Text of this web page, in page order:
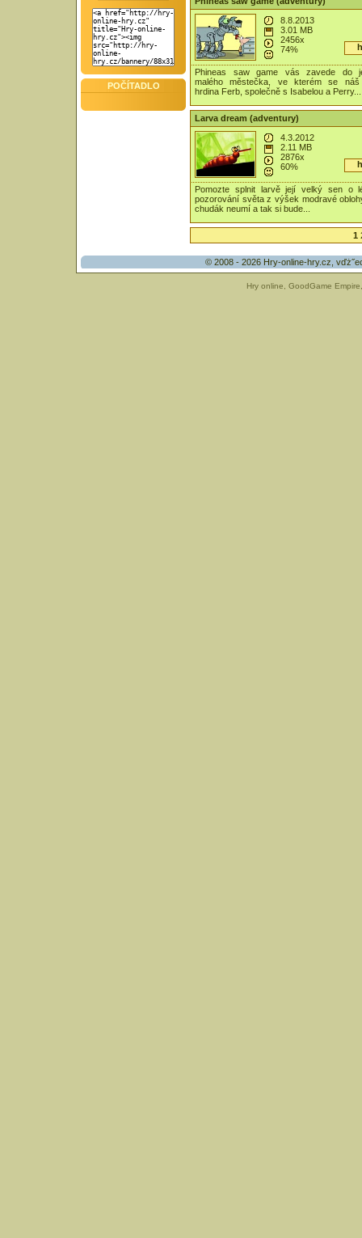
POČÍTADLO
8.8.2013
3.01 MB
2456x
74%
Phineas saw game vás zavede do
malého městečka, ve kterém se náš
hrdina Ferb, společně s Isabelou a Perry...
Larva dream (adventury)
4.3.2012
2.11 MB
2876x
60%
Pomozte splnit larvě její velký sen o
pozorování světa z výšek modravé
chudák neumí a tak si bude...
1
© 2008 - 2026 Hry-online-hry.cz ,
Hry online GoodGame Empire